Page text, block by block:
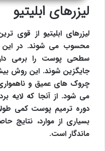
لیزرهای ابلیتیو
لیزرهای ابلیتیو از قوی
محسوب می شوند. در این
سطحی پوست را برمی
جایگزین شوند. این روش
چروک های عمیق و
می شود. از آنجا که لایه
دوره ترمیم پوست کمی
بسیاری از موارد، نتایج
ماندگار است.